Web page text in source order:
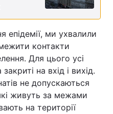
епідемії, ми ухвалили
контакти
Для цього усі
на вхід і вихід.
не допускаються
живуть за межами
на території